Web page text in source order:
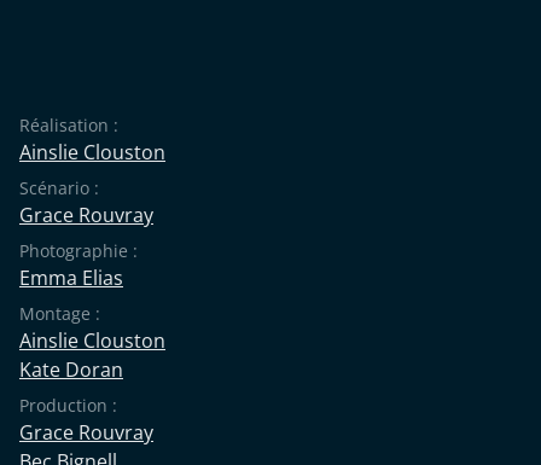
Réalisation :
Ainslie Clouston
Scénario :
Grace Rouvray
Photographie :
Emma Elias
Montage :
Ainslie Clouston
Kate Doran
Production :
Grace Rouvray